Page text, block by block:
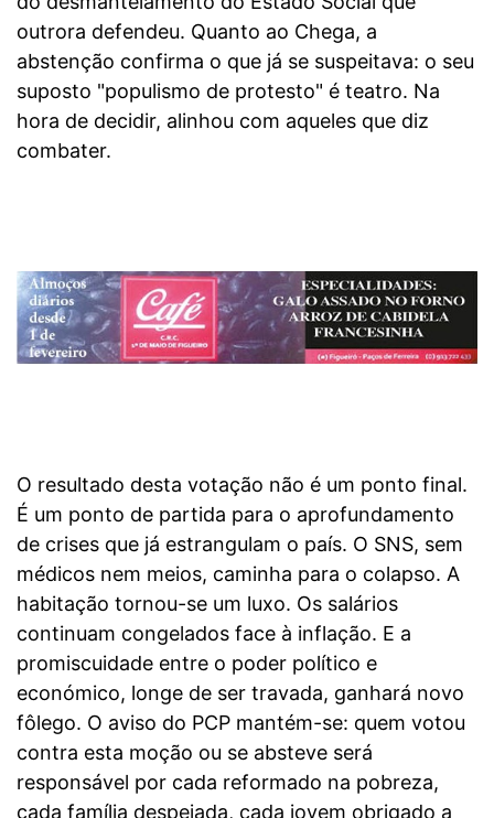
outrora defendeu. Quanto ao Chega, a
abstenção confirma o que já se suspeitava: o seu
suposto "populismo de protesto" é teatro. Na
hora de decidir, alinhou com aqueles que diz
combater.
O resultado desta votação não é um ponto final.
É um ponto de partida para o aprofundamento
de crises que já estrangulam o país. O SNS, sem
médicos nem meios, caminha para o colapso. A
habitação tornou-se um luxo. Os salários
continuam congelados face à inflação. E a
promiscuidade entre o poder político e
económico, longe de ser travada, ganhará novo
fôlego. O aviso do PCP mantém-se: quem votou
contra esta moção ou se absteve será
responsável por cada reformado na pobreza,
cada família despejada, cada jovem obrigado a